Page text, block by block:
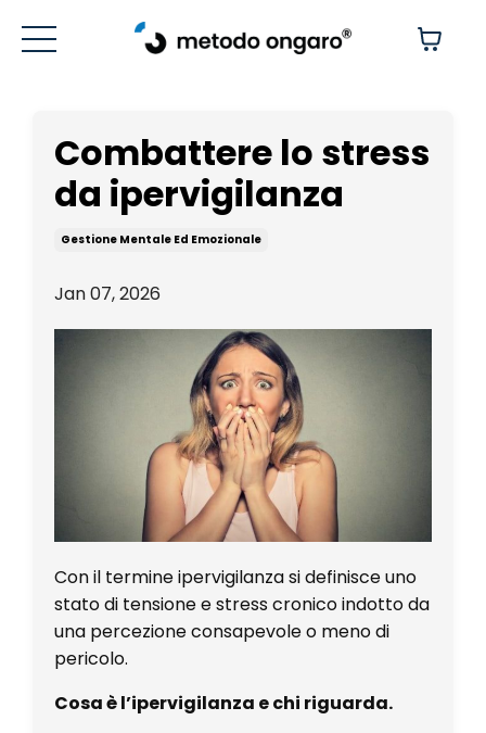
Combattere lo stress
da ipervigilanza
Gestione Mentale Ed Emozionale
Jan 07, 2026
Con il termine ipervigilanza si definisce uno
stato di tensione e stress cronico indotto da
una percezione consapevole o meno di
pericolo.
Cosa è l’ipervigilanza e chi riguarda.